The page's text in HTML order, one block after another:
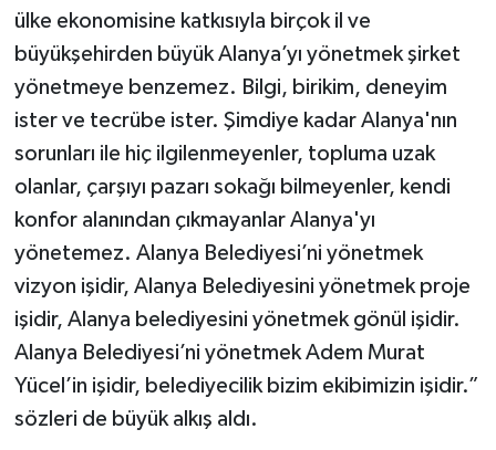
ülke ekonomisine katkısıyla birçok il ve
büyükşehirden büyük Alanya’yı yönetmek şirket
yönetmeye benzemez. Bilgi, birikim, deneyim
ister ve tecrübe ister. Şimdiye kadar Alanya'nın
sorunları ile hiç ilgilenmeyenler, topluma uzak
olanlar, çarşıyı pazarı sokağı bilmeyenler, kendi
konfor alanından çıkmayanlar Alanya'yı
yönetemez. Alanya Belediyesi’ni yönetmek
vizyon işidir, Alanya Belediyesini yönetmek proje
işidir, Alanya belediyesini yönetmek gönül işidir.
Alanya Belediyesi’ni yönetmek Adem Murat
Yücel’in işidir, belediyecilik bizim ekibimizin işidir.”
sözleri de büyük alkış aldı.